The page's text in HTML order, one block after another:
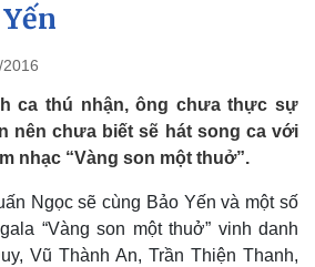
Việc làm
Biển đảo
ca thú nhận, ông chưa thực sự
nên chưa biết sẽ hát song ca với
nhạc “Vàng son một thuở”.
Ngọc sẽ cùng Bảo Yến và một số
“Vàng son một thuở” vinh danh
Vũ Thành An, Trần Thiện Thanh,